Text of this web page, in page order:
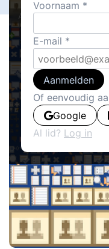
Actueel
Voornaam
E-mail
Aanmelden
Of eenvoudig
Google
Al lid? Log in